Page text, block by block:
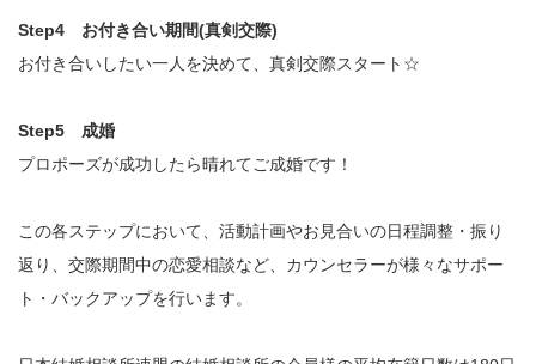
Step4 お付き合い期間(真剣交際)
お付き合いしたい一人を決めて、真剣交際スタート☆
Step5 成婚
プロポーズが成功したら晴れてご成婚です！
この各ステップにおいて、活動計画やお見合いの日程調整・振り
返り、交際期間中の恋愛相談など、カウンセラーが様々なサポー
ト・バックアップを行います。